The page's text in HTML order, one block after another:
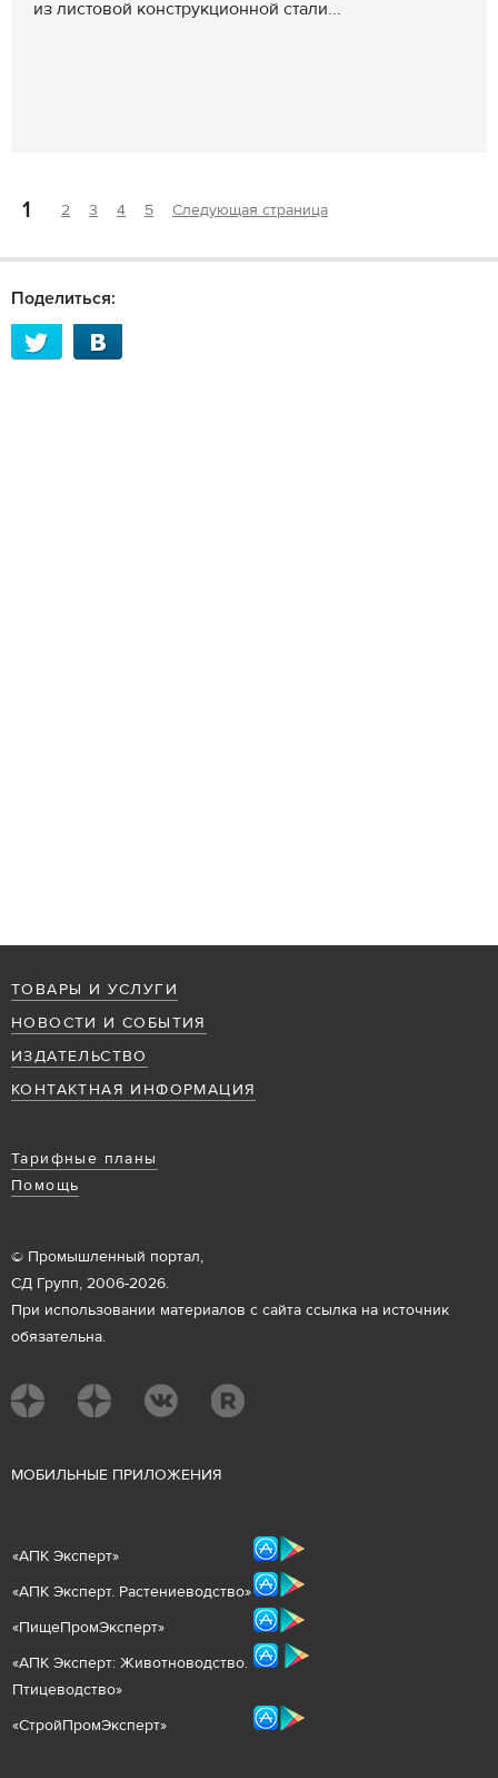
из листовой конструкционной стали...
1 2 3 4 5 Следующая страница
Поделиться:
ТОВАРЫ И УСЛУГИ
НОВОСТИ И СОБЫТИЯ
ИЗДАТЕЛЬСТВО
КОНТАКТНАЯ ИНФОРМАЦИЯ
Тарифные планы
Помощь
© Промышленный портал,
СД Групп, 2006-2026.
При использовании материалов с сайта ссылка на источник
обязательна.
МОБИЛЬНЫЕ ПРИЛОЖЕНИЯ
«АПК Эксперт»
«АПК Эксперт. Растениеводство»
«ПищеПромЭксперт»
«АПК Эксперт: Животноводство.
Птицеводство»
«СтройПромЭксперт»